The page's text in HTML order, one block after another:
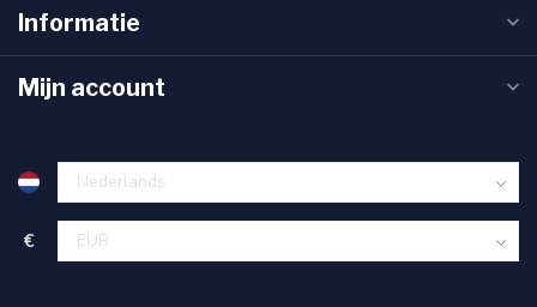
Informatie
Mijn account
€